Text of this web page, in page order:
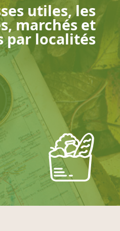
utiles, les
marchés et
par localités